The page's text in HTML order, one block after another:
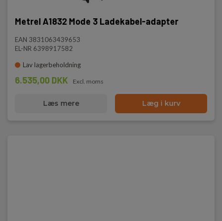
Metrel A1832 Mode 3 Ladekabel-adapter
EAN 3831063439653
EL-NR 6398917582
Lav lagerbeholdning
6.535,00 DKK Excl. moms
Læs mere Læg i kurv